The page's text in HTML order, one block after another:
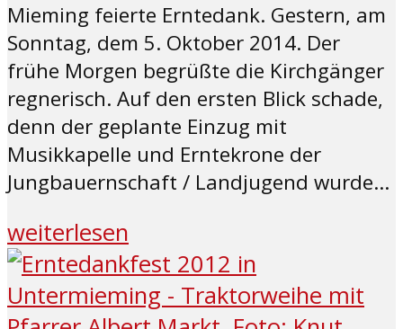
Mieming feierte Erntedank. Gestern, am
Sonntag, dem 5. Oktober 2014. Der
frühe Morgen begrüßte die Kirchgänger
regnerisch. Auf den ersten Blick schade,
denn der geplante Einzug mit
Musikkapelle und Erntekrone der
Jungbauernschaft / Landjugend wurde...
weiterlesen